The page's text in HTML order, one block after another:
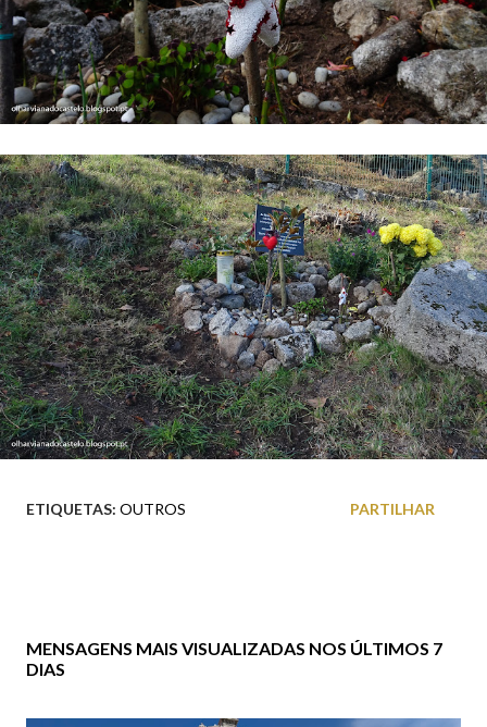
ETIQUETAS: OUTROS PARTILHAR
MENSAGENS MAIS VISUALIZADAS NOS ÚLTIMOS 7
DIAS